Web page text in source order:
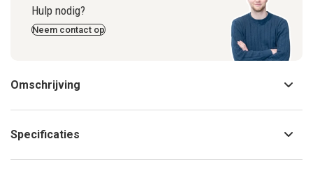
Hulp nodig?
Neem contact op
Omschrijving
Specificaties